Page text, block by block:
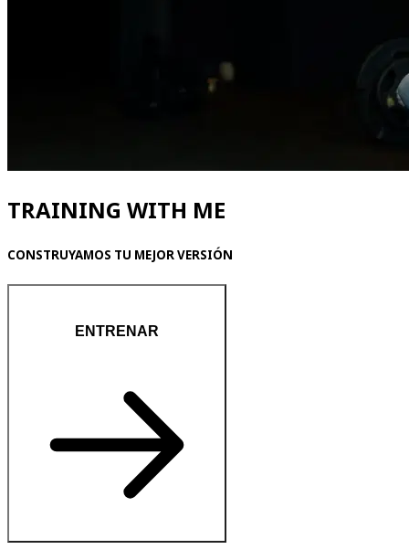
TRAINING WITH ME
CONSTRUYAMOS TU MEJOR VERSIÓN
ENTRENAR